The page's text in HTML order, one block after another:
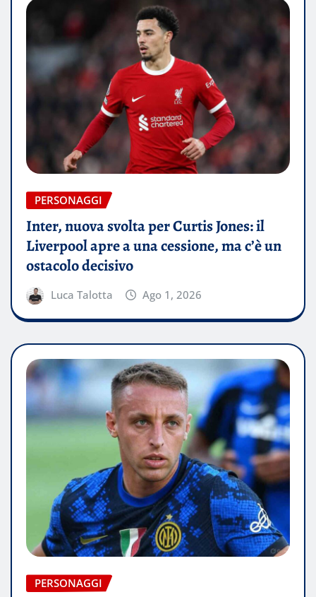
PERSONAGGI
Inter, nuova svolta per Curtis Jones: il
Liverpool apre a una cessione, ma c’è un
ostacolo decisivo
Luca Talotta Ago 1, 2026
PERSONAGGI